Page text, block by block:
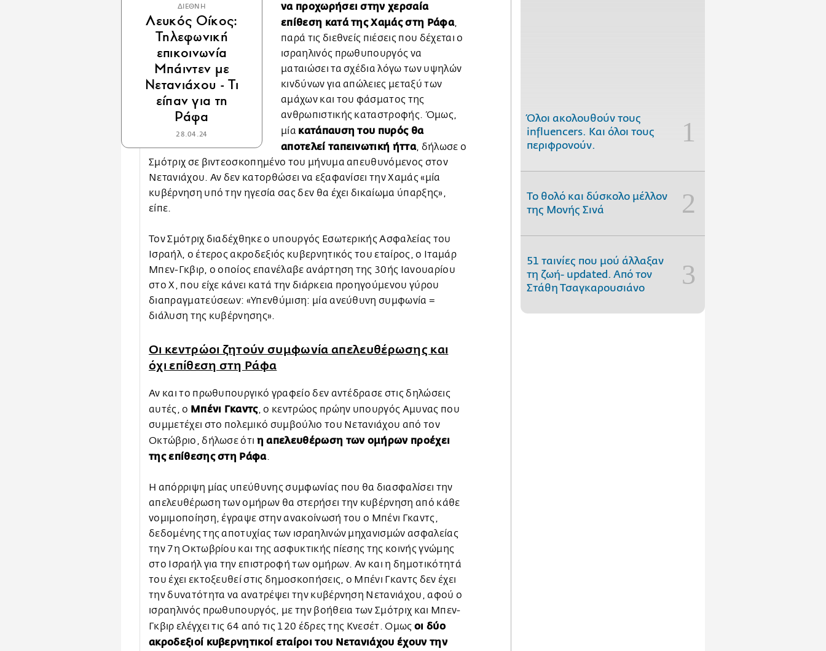
ΔΙΕΘΝΗ
Λευκός Οίκος:
Τηλεφωνική
επικοινωνία
Μπάιντεν με
Νετανιάχου - Τι
είπαν για τη
Ράφα
28.04.24
να προχωρήσει στην χερσαία
επίθεση κατά της Χαμάς στη Ράφα,
παρά τις διεθνείς πιέσεις που δέχεται ο
ισραηλινός πρωθυπουργός να
ματαιώσει τα σχέδια λόγω των υψηλών
κινδύνων για απώλειες μεταξύ των
αμάχων και του φάσματος της
ανθρωπιστικής καταστροφής. Όμως,
μία κατάπαυση του πυρός θα
αποτελεί ταπεινωτική ήττα, δήλωσε ο
Σμότριχ σε βιντεοσκοπημένο του μήνυμα απευθυνόμενος στον
Νετανιάχου. Αν δεν κατορθώσει να εξαφανίσει την Χαμάς «μία
κυβέρνηση υπό την ηγεσία σας δεν θα έχει δικαίωμα ύπαρξης»,
είπε.
Τον Σμότριχ διαδέχθηκε ο υπουργός Εσωτερικής Ασφαλείας του
Ισραήλ, ο έτερος ακροδεξιός κυβερνητικός του εταίρος, ο Ιταμάρ
Μπεν-Γκβιρ, ο οποίος επανέλαβε ανάρτηση της 30ής Ιανουαρίου
στο Χ, που είχε κάνει κατά την διάρκεια προηγούμενου γύρου
διαπραγματεύσεων: «Υπενθύμιση: μία ανεύθυνη συμφωνία =
διάλυση της κυβέρνησης».
Οι κεντρώοι ζητούν συμφωνία απελευθέρωσης και
όχι επίθεση στη Ράφα
Αν και το πρωθυπουργικό γραφείο δεν αντέδρασε στις δηλώσεις
αυτές, ο Μπένι Γκαντς, ο κεντρώος πρώην υπουργός Αμυνας που
συμμετέχει στο πολεμικό συμβούλιο του Νετανιάχου από τον
Οκτώβριο, δήλωσε ότι η απελευθέρωση των ομήρων προέχει
της επίθεσης στη Ράφα.
Η απόρριψη μίας υπεύθυνης συμφωνίας που θα διασφαλίσει την
απελευθέρωση των ομήρων θα στερήσει την κυβέρνηση από κάθε
νομιμοποίηση, έγραψε στην ανακοίνωσή του ο Μπένι Γκαντς,
δεδομένης της αποτυχίας των ισραηλινών μηχανισμών ασφαλείας
την 7η Οκτωβρίου και της ασφυκτικής πίεσης της κοινής γνώμης
στο Ισραήλ για την επιστροφή των ομήρων. Αν και η δημοτικότητά
του έχει εκτοξευθεί στις δημοσκοπήσεις, ο Μπένι Γκαντς δεν έχει
την δυνατότητα να ανατρέψει την κυβέρνηση Νετανιάχου, αφού ο
ισραηλινός πρωθυπουργός, με την βοήθεια των Σμότριχ και Μπεν-
Γκβιρ ελέγχει τις 64 από τις 120 έδρες της Κνεσέτ. Ομως οι δύο
ακροδεξιοί κυβερνητικοί εταίροι του Νετανιάχου έχουν την
Όλοι ακολουθούν τους
influencers. Και όλοι τους
περιφρονούν.
Το θολό και δύσκολο μέλλον
της Μονής Σινά
51 ταινίες που μού άλλαξαν
τη ζωή- updated. Aπό τον
Στάθη Τσαγκαρουσιάνο